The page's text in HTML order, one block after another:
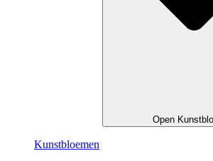
Open
Kunstbloemen